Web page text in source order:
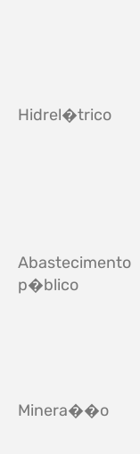
Hidrel�trico
Abastecimento
p�blico
Minera��o